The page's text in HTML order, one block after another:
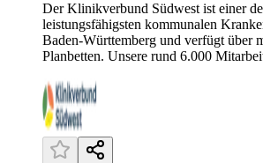
Der Klinikverbund Südwest ist einer
leistungsfähigsten kommunalen
Baden-Württemberg und verfügt über
Planbetten. Unsere rund 6.000